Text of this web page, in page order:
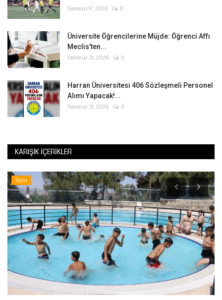
Temmuz 17, 2026 0
Üniversite Öğrencilerine Müjde: Öğrenci Affı
Meclis'ten...
Temmuz 31, 2026 0
Harran Üniversitesi 406 Sözleşmeli Personel
Alımı Yapacak!...
Temmuz 31, 2026 0
KARIŞIK İÇERIKLER
Spor